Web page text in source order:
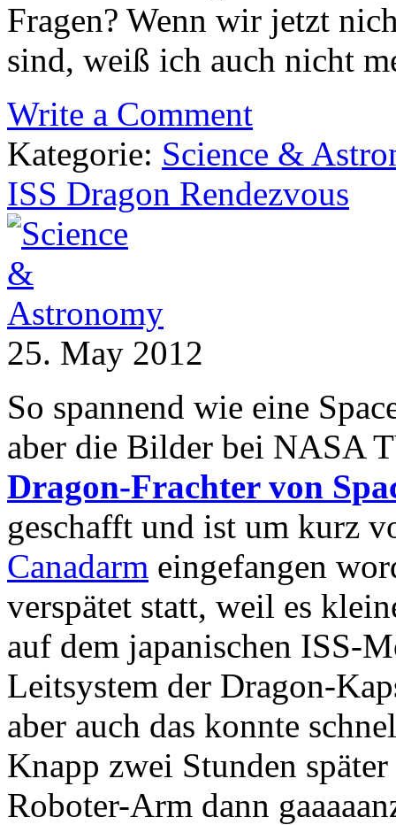
Fragen? Wenn wir jetzt
sind, weiß ich auch nicht
Write a Comment
Kategorie: Science &
ISS Dragon Rendezvous
25. May 2012
So spannend wie eine
aber die Bilder bei NASA
Dragon-Frachter von
geschafft und ist um kurz
Canadarm eingefangen
verspätet statt, weil es
auf dem japanischen ISS-
Leitsystem der Dragon-
aber auch das konnte
Knapp zwei Stunden
Roboter-Arm dann